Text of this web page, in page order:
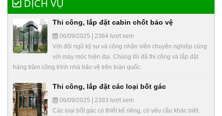
DỊCH VỤ
Thi công, lắp đặt cabin chốt bảo vệ
06/09/2025 | 2364 lượt xem
Với đội ngũ kỹ sư và công nhân viên chuyên nghiệp cùng
với máy móc hiện đại. Chúng tôi đã thi công và lắp đặt
hàng trăm công trình nhà bảo vệ trên toàn quốc.
Thi công, lắp đặt các loại bốt gác
06/09/2025 | 2393 lượt xem
Các loại bốt gác có thiết kế riêng, có yêu cầu khác biệt.